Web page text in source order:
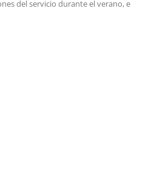
del servicio durante el verano, e